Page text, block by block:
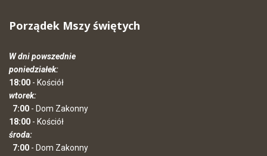
Porządek Mszy świętych
W dni powszednie
poniedziałek:
18:00 - Kościół
wtorek:
7:00 - Dom Zakonny
18:00 - Kościół
środa:
7:00 - Dom Zakonny